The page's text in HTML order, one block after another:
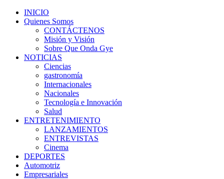
INICIO
Quienes Somos
CONTÁCTENOS
Misión y Visión
Sobre Que Onda Gye
NOTICIAS
Ciencias
gastronomía
Internacionales
Nacionales
Tecnología e Innovación
Salud
ENTRETENIMIENTO
LANZAMIENTOS
ENTREVISTAS
Cinema
DEPORTES
Automotriz
Empresariales